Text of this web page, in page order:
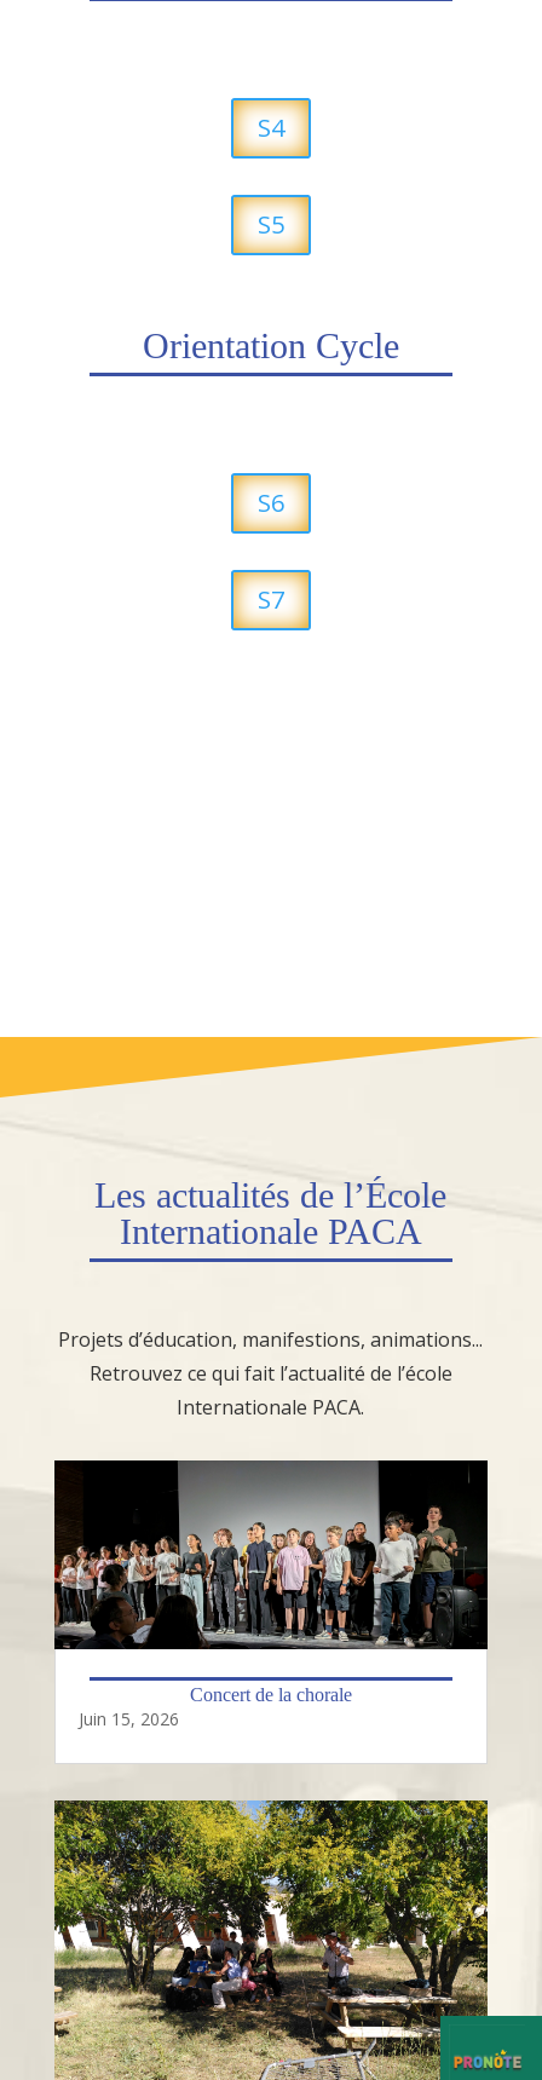
S4
S5
Orientation Cycle
S6
S7
Les actualités de l’École
Internationale PACA
Projets d’éducation, manifestions, animations...
Retrouvez ce qui fait l’actualité de l’école
Internationale PACA.
Concert de la chorale
Juin 15, 2026